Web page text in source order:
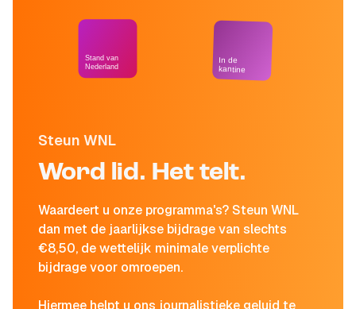
Steun WNL
Word lid. Het telt.
Waardeert u onze programma's? Steun WNL
dan met de jaarlijkse bijdrage van slechts
€8,50, de wettelijk minimale verplichte
bijdrage voor omroepen.
Stand van
Nederland
In de
kantine